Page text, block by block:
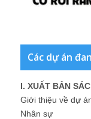
Các dự án
I. XUẤT BẢN
Giới thiệu về dự
Nhân sự